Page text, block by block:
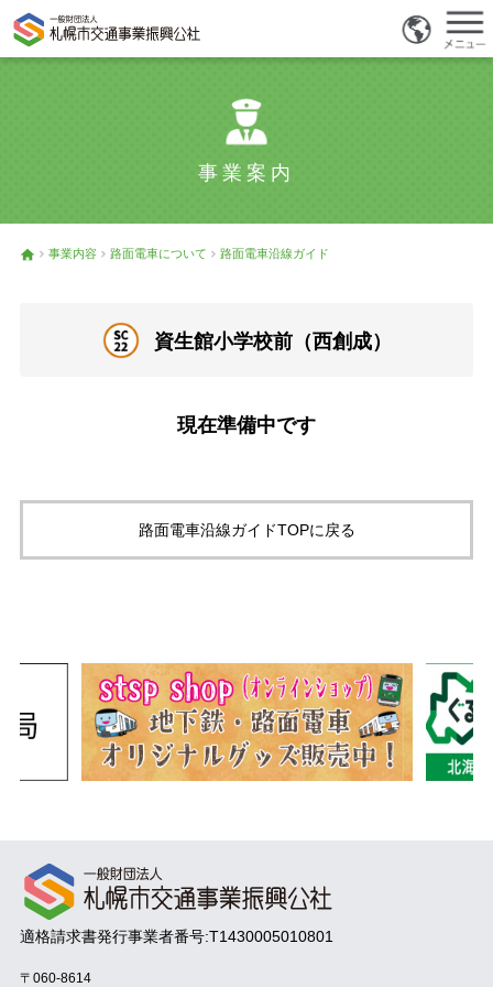
事業案内
事業内容 路面電車について 路面電車沿線ガイド
資生館小学校前（西創成）
現在準備中です
路面電車沿線ガイドTOPに戻る
適格請求書発行事業者番号:T1430005010801
〒060-8614